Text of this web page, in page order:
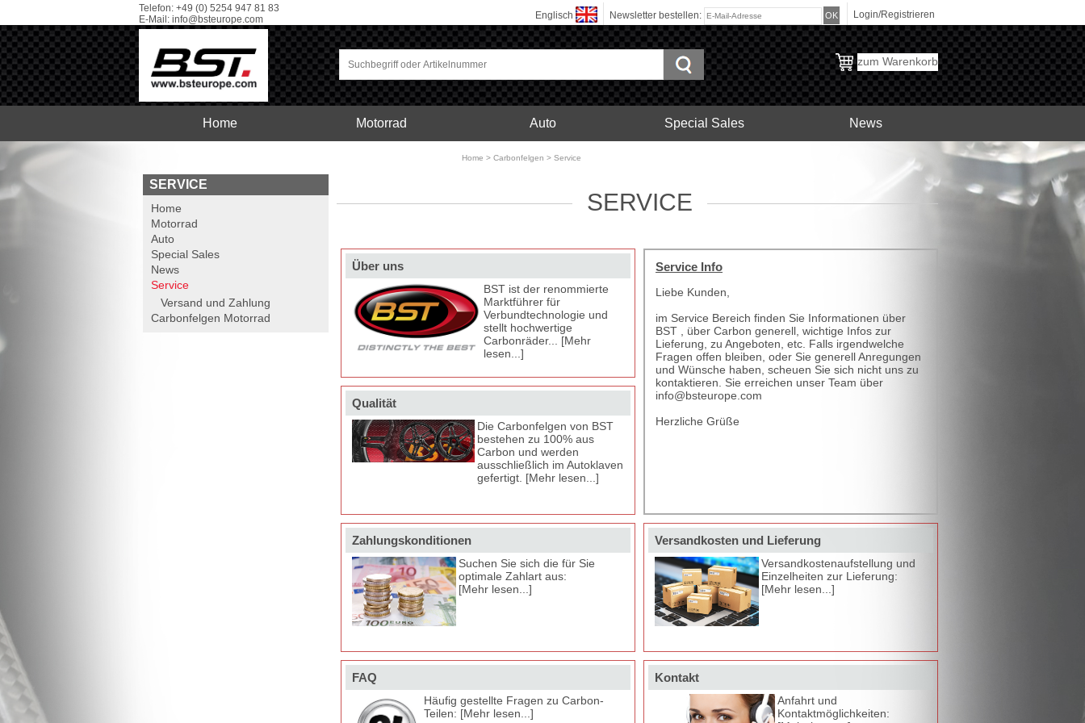
Telefon: +49 (0) 5254 947 81 83
E-Mail: info@bsteurope.com Login/Registrieren
Newsletter bestellen:
Englisch
zum Warenkorb
Home Motorrad Auto Special Sales News
Home > Carbonfelgen > Service
SERVICE
Service Info
Liebe Kunden,
im Service Bereich finden Sie Informationen über
BST , über Carbon generell, wichtige Infos zur
Lieferung, zu Angeboten, etc. Falls irgendwelche
Fragen offen bleiben, oder Sie generell Anregungen
und Wünsche haben, scheuen Sie sich nicht uns zu
kontaktieren. Sie erreichen unser Team über
info@bsteurope.com
Herzliche Grüße
Über uns
BST ist der renommierte
Marktführer für
Verbundtechnologie und
stellt hochwertige
Carbonräder... [Mehr
lesen...]
Qualität
Die Carbonfelgen von BST
bestehen zu 100% aus
Carbon und werden
ausschließlich im Autoklaven
gefertigt. [Mehr lesen...]
Zahlungskonditionen
Suchen Sie sich die für Sie
optimale Zahlart aus:
[Mehr lesen...]
Versandkosten und Lieferung
Versandkostenaufstellung und
Einzelheiten zur Lieferung:
[Mehr lesen...]
FAQ
Häufig gestellte Fragen zu Carbon-
Teilen: [Mehr lesen...]
Kontakt
Anfahrt und
Kontaktmöglichkeiten:
SERVICE
Home
Motorrad
Auto
Special Sales
News
Service
Versand und Zahlung
Carbonfelgen Motorrad